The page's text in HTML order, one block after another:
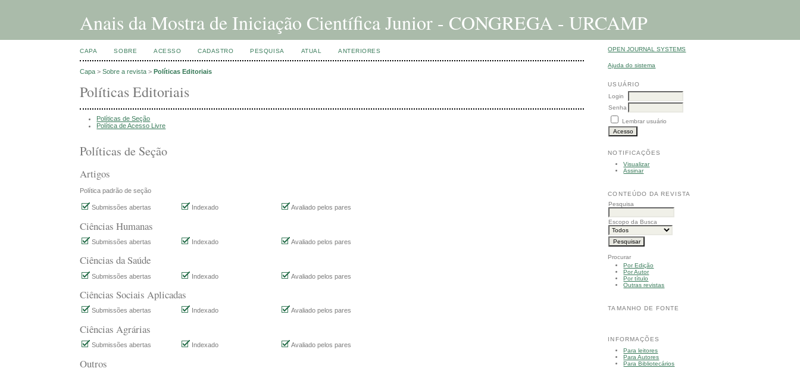
Anais da Mostra de Iniciação Científica Junior - CONGREGA - URCAMP
OPEN JOURNAL SYSTEMS
Ajuda do sistema
USUÁRIO
Login
Senha
Lembrar usuário
NOTIFICAÇÕES
Visualizar
Assinar
CONTEÚDO DA REVISTA
Pesquisa
Escopo da Busca
Procurar
Por Edição
Por Autor
Por título
Outras revistas
TAMANHO DE FONTE
INFORMAÇÕES
Para leitores
Para Autores
Para Bibliotecários
CAPA SOBRE ACESSO CADASTRO PESQUISA ATUAL ANTERIORES
Capa >Sobre a revista >Políticas Editoriais
Políticas Editoriais
Políticas de Seção
Política de Acesso Livre
Políticas de Seção
Artigos
Política padrão de seção
Submissões abertas Indexado Avaliado pelos pares
Ciências Humanas
Submissões abertas Indexado Avaliado pelos pares
Ciências da Saúde
Submissões abertas Indexado Avaliado pelos pares
Ciências Sociais Aplicadas
Submissões abertas Indexado Avaliado pelos pares
Ciências Agrárias
Submissões abertas Indexado Avaliado pelos pares
Outros